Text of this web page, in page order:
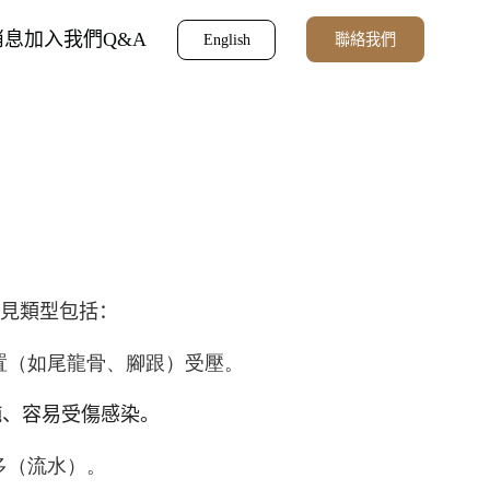
加入我們Q&A English 聯絡我們
類型包括：
如尾龍骨、腳跟）受壓。
容易受傷感染。
流水）。